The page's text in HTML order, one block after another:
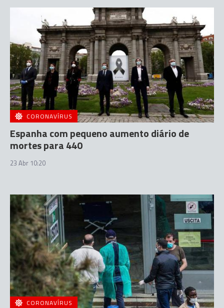
CORONAVÍRUS
Espanha com pequeno aumento diário de
mortes para 440
23 Abr 10:20
CORONAVÍRUS